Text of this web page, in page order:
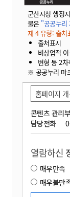
군산시청 행정
물은 "공공누리
제 4 유형: 출처
출처표시
비상업적
변형 등 2
※ 공공누리 마
콘텐츠 관리
담당전화
홈페이지
열람하신
매우만족
매우불만